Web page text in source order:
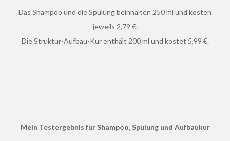
Das Shampoo und die Spülung beinhalten 250 ml und kosten
jeweils 2,79 €.
Die Struktur-Aufbau-Kur enthält 200 ml und kostet 5,99 €.
Mein Testergebnis für Shampoo, Spülung und Aufbaukur